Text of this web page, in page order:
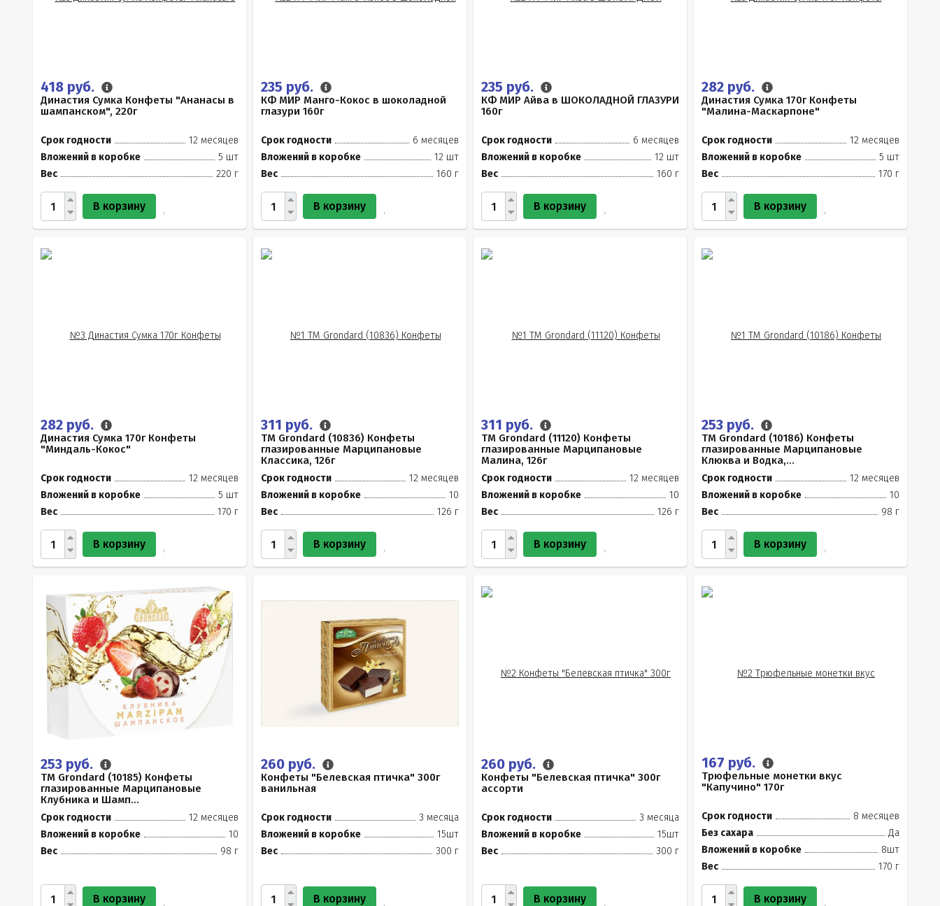
418 руб.
Династия Сумка Конфеты "Ананасы в
шампанском", 220г
Срок годности
12 месяцев
Вложений в коробке
5 шт
Вес
220 г
В корзину
235 руб.
КФ МИР Манго-Кокос в шоколадной
глазури 160г
Срок годности
6 месяцев
Вложений в коробке
12 шт
Вес
160 г
В корзину
235 руб.
КФ МИР Айва в ШОКОЛАДНОЙ ГЛАЗУРИ
160г
Срок годности
6 месяцев
Вложений в коробке
12 шт
Вес
160 г
В корзину
282 руб.
Династия Сумка 170г Конфеты
"Малина-Маскарпоне"
Срок годности
12 месяцев
Вложений в коробке
5 шт
Вес
170 г
В корзину
282 руб.
Династия Сумка 170г Конфеты
"Миндаль-Кокос"
Срок годности
12 месяцев
Вложений в коробке
5 шт
Вес
170 г
В корзину
311 руб.
TM Grondard (10836) Конфеты
глазированные Марципановые
Классика, 126г
Срок годности
12 месяцев
Вложений в коробке
10
Вес
126 г
В корзину
311 руб.
TM Grondard (11120) Конфеты
глазированные Марципановые
Малина, 126г
Срок годности
12 месяцев
Вложений в коробке
10
Вес
126 г
В корзину
253 руб.
TM Grondard (10186) Конфеты
глазированные Марципановые
Клюква и Водка,...
Срок годности
12 месяцев
Вложений в коробке
10
Вес
98 г
В корзину
253 руб.
TM Grondard (10185) Конфеты
глазированные Марципановые
Клубника и Шамп...
Срок годности
12 месяцев
Вложений в коробке
10
Вес
98 г
В корзину
260 руб.
Конфеты "Белевская птичка" 300г
ванильная
Срок годности
3 месяца
Вложений в коробке
15шт
Вес
300 г
В корзину
260 руб.
Конфеты "Белевская птичка" 300г
ассорти
Срок годности
3 месяца
Вложений в коробке
15шт
Вес
300 г
В корзину
167 руб.
Трюфельные монетки вкус
"Капучино" 170г
Срок годности
8 месяцев
Без сахара
Да
Вложений в коробке
8шт
Вес
170 г
В корзину